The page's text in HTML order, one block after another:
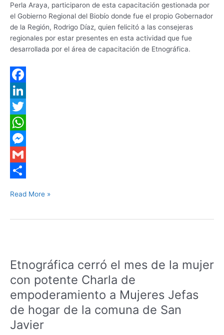
Perla Araya, participaron de esta capacitación gestionada por
el Gobierno Regional del Biobío donde fue el propio Gobernador
de la Región, Rodrigo Díaz, quien felicitó a las consejeras
regionales por estar presentes en esta actividad que fue
desarrollada por el área de capacitación de Etnográfica.
F
a
c
e
b
o
L
n
k
e
n
T
w
r
W
h
a
A
M
e
e
e
r
G
ia
Read More »
Etnográfica cerró el mes de la mujer
con potente Charla de
empoderamiento a Mujeres Jefas
de hogar de la comuna de San
Javier
el
de
la
mujer
con
potente